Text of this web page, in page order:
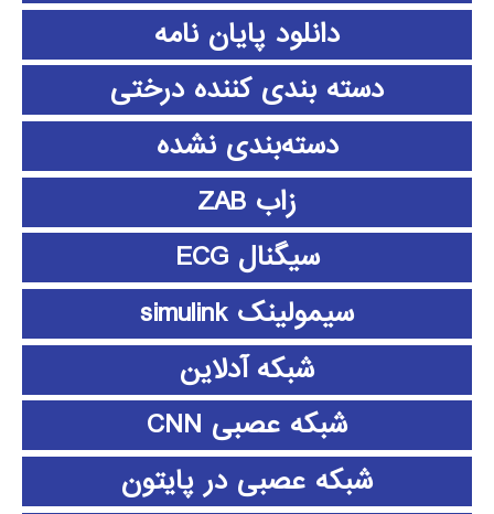
دانلود پايان نامه
دسته بندی کننده درختی
دسته‌بندی نشده
زاب ZAB
سیگنال ECG
سیمولینک simulink
شبکه آدلاین
شبکه عصبی CNN
شبکه عصبی در پایتون